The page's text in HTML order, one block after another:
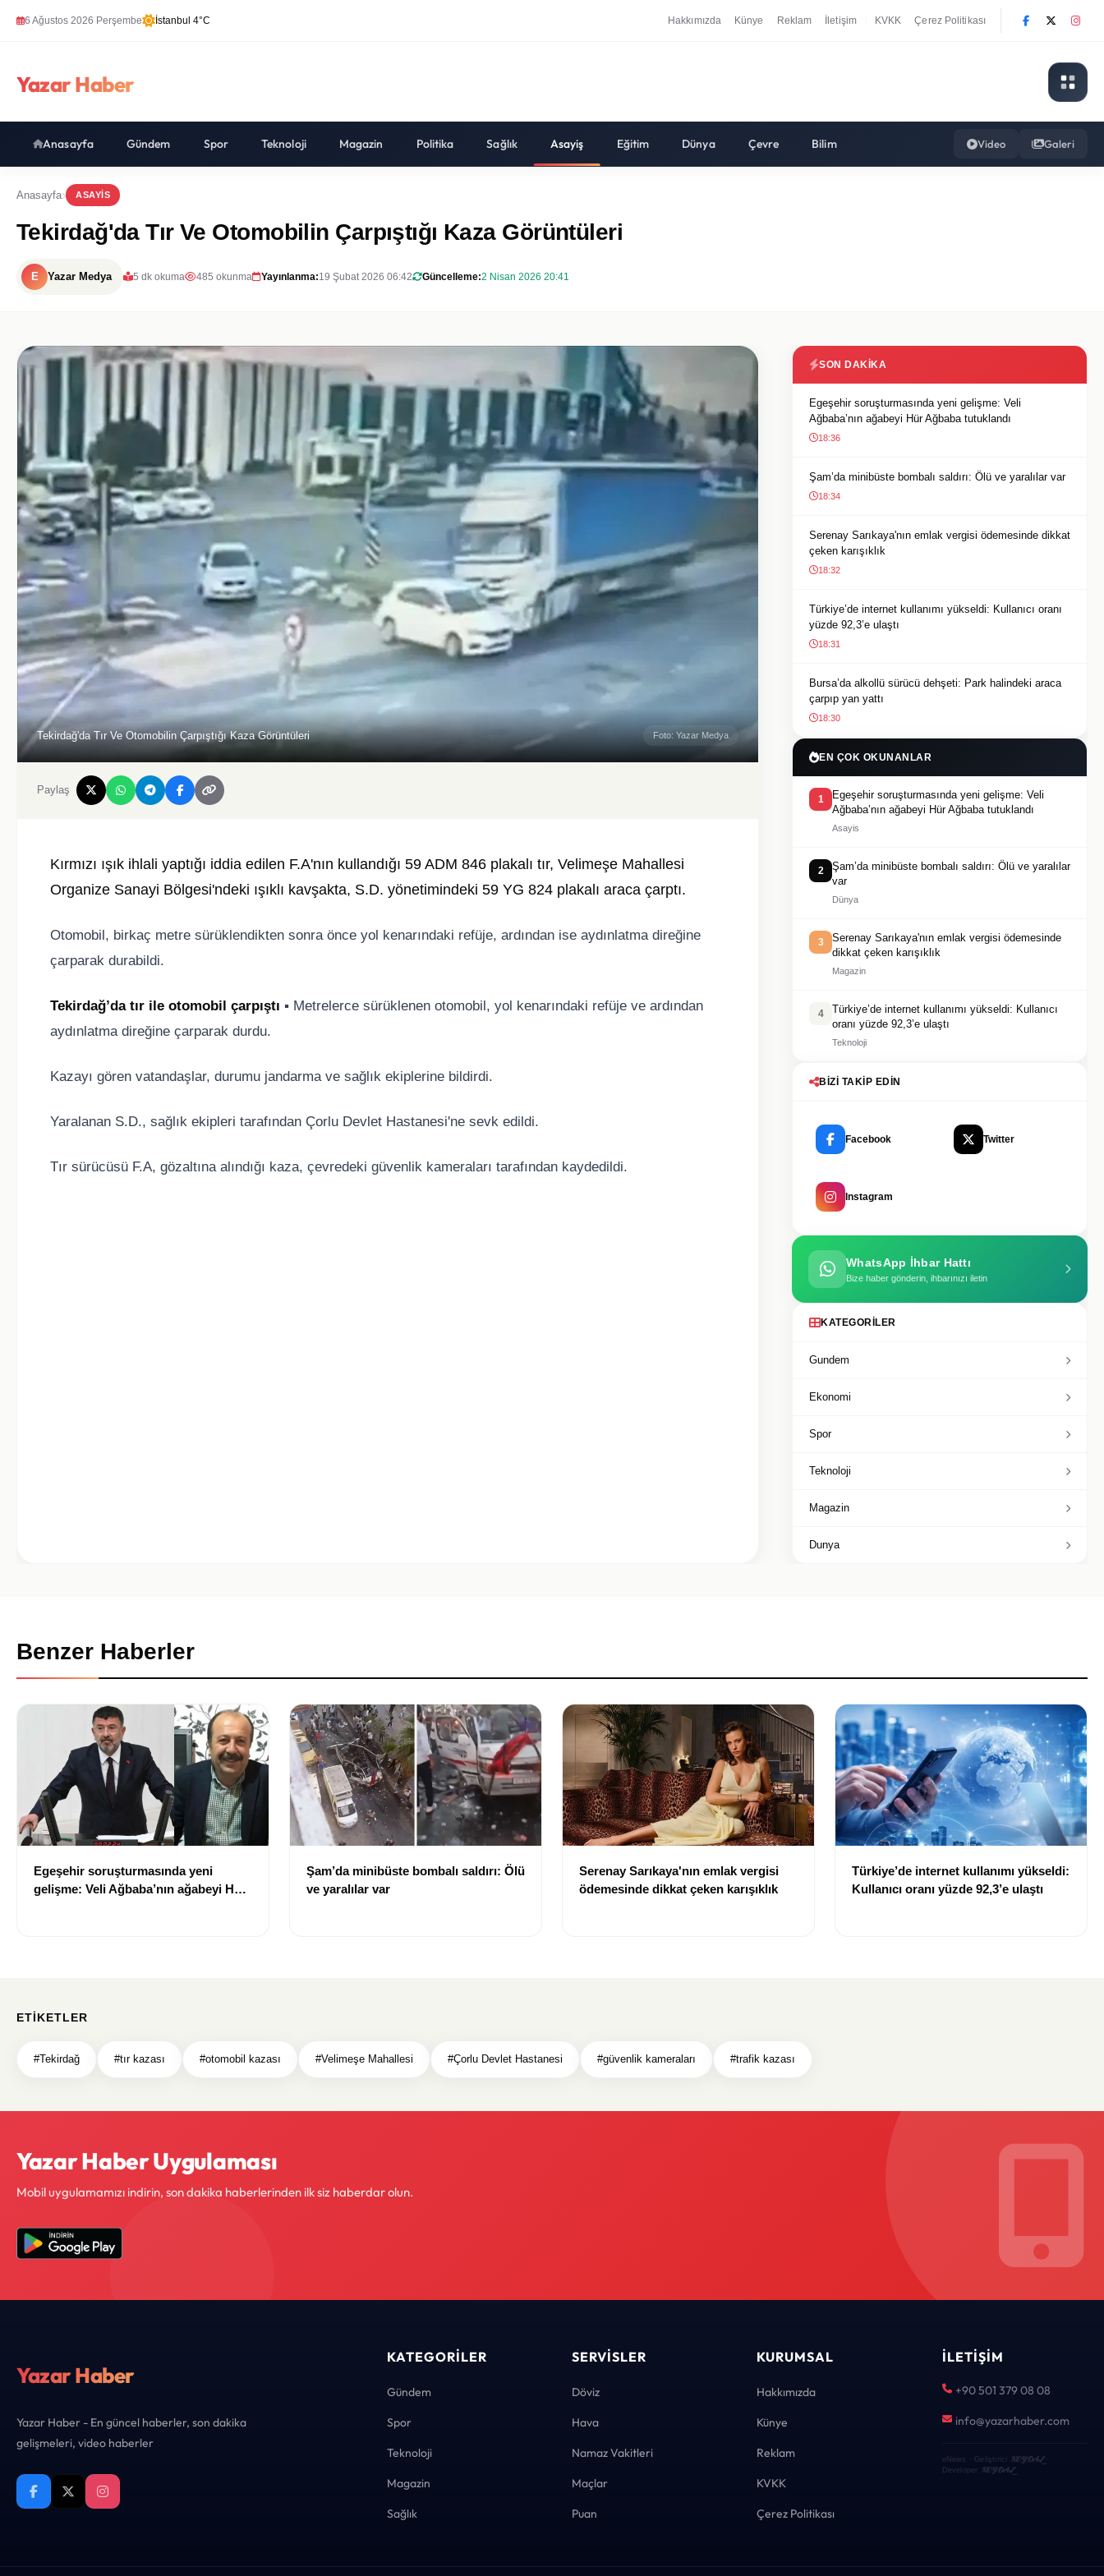
6 Ağustos 2026 Perşembe İstanbul 4°C Hakkımızda Künye Reklam İletişim KVKK Çerez Politikası
Yazar Haber
Anasayfa Gündem Spor Teknoloji Magazin Politika Sağlık Asayiş Eğitim Dünya Çevre Bilim Video Galeri
Anasayfa ASAYIS
Tekirdağ'da Tır Ve Otomobilin Çarpıştığı Kaza Görüntüleri
E Yazar Medya 5 dk okuma 485 okunma Yayınlanma:19 Şubat 2026 06:42 Güncelleme:2 Nisan 2026 20:41
Tekirdağ'da Tır Ve Otomobilin Çarpıştığı Kaza Görüntüleri Foto: Yazar Medya
Paylaş
Kırmızı ışık ihlali yaptığı iddia edilen F.A'nın kullandığı 59 ADM 846 plakalı tır, Velimeşe Mahallesi
Organize Sanayi Bölgesi'ndeki ışıklı kavşakta, S.D. yönetimindeki 59 YG 824 plakalı araca çarptı.
Otomobil, birkaç metre sürüklendikten sonra önce yol kenarındaki refüje, ardından ise aydınlatma direğine
çarparak durabildi.
Tekirdağ’da tır ile otomobil çarpıştı ▪️ Metrelerce sürüklenen otomobil, yol kenarındaki refüje ve ardından
aydınlatma direğine çarparak durdu.
Kazayı gören vatandaşlar, durumu jandarma ve sağlık ekiplerine bildirdi.
Yaralanan S.D., sağlık ekipleri tarafından Çorlu Devlet Hastanesi'ne sevk edildi.
Tır sürücüsü F.A, gözaltına alındığı kaza, çevredeki güvenlik kameraları tarafından kaydedildi.
SON DAKIKA
Egeşehir soruşturmasında yeni gelişme: Veli
Ağbaba’nın ağabeyi Hür Ağbaba tutuklandı
18:36
Şam’da minibüste bombalı saldırı: Ölü ve yaralılar var
18:34
Serenay Sarıkaya'nın emlak vergisi ödemesinde dikkat
çeken karışıklık
18:32
Türkiye’de internet kullanımı yükseldi: Kullanıcı oranı
yüzde 92,3’e ulaştı
18:31
Bursa’da alkollü sürücü dehşeti: Park halindeki araca
çarpıp yan yattı
18:30
EN ÇOK OKUNANLAR
1
Egeşehir soruşturmasında yeni gelişme: Veli
Ağbaba’nın ağabeyi Hür Ağbaba tutuklandı
Asayis
2
Şam’da minibüste bombalı saldırı: Ölü ve yaralılar
var
Dünya
3
Serenay Sarıkaya'nın emlak vergisi ödemesinde
dikkat çeken karışıklık
Magazin
4
Türkiye’de internet kullanımı yükseldi: Kullanıcı
oranı yüzde 92,3’e ulaştı
Teknoloji
BIZI TAKIP EDIN
Facebook Twitter
Instagram
WhatsApp İhbar Hattı
Bize haber gönderin, ihbarınızı iletin
KATEGORILER
Gundem
Ekonomi
Spor
Teknoloji
Magazin
Dunya
Benzer Haberler
Egeşehir soruşturmasında yeni
gelişme: Veli Ağbaba’nın ağabeyi Hür
Şam’da minibüste bombalı saldırı: Ölü
ve yaralılar var
Serenay Sarıkaya'nın emlak vergisi
ödemesinde dikkat çeken karışıklık
Türkiye’de internet kullanımı yükseldi:
Kullanıcı oranı yüzde 92,3’e ulaştı
ETIKETLER
#Tekirdağ #tır kazası #otomobil kazası #Velimeşe Mahallesi #Çorlu Devlet Hastanesi #güvenlik kameraları #trafik kazası
Yazar Haber Uygulaması
Mobil uygulamamızı indirin, son dakika haberlerinden ilk siz haberdar olun.
Yazar Haber
Yazar Haber - En güncel haberler, son dakika
gelişmeleri, video haberler
KATEGORILER
Gündem
Spor
Teknoloji
Magazin
Sağlık
SERVISLER
Döviz
Hava
Namaz Vakitleri
Maçlar
Puan
KURUMSAL
Hakkımızda
Künye
Reklam
KVKK
Çerez Politikası
İLETIŞIM
+90 501 379 08 08
info@yazarhaber.com
eNews · Geliştirici KEYDAL·
Developer KEYDAL